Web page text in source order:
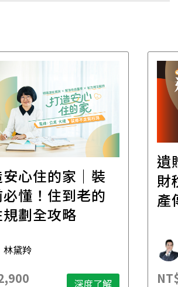
心住的家｜裝
懂！住到老的
劃全攻略
林黛羚
深度了解
遺
財
產